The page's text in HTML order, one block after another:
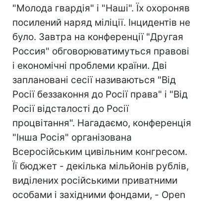
"Молода гвардія" і "Наші". Їх охороняв
посилений наряд міліції. Інцидентів не
було. Завтра на конференції "Другая
Россия" обговорюватимуться правові
і економічні проблеми країни. Дві
заплановані сесії називаються "Від
Росії беззаконня до Росії права" і "Від
Росії відсталості до Росії
процвітання". Нагадаємо, конференція
"Інша Росія" організована
Всеросійським цивільним конгресом.
Її бюджет - декілька мільйонів рублів,
виділених російськими приватними
особами і західними фондами, - Open